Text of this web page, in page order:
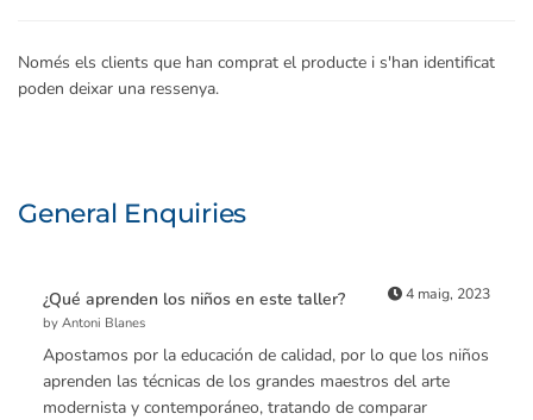
Només els clients que han comprat el producte i s'han identificat
poden deixar una ressenya.
General Enquiries
4 maig, 2023
¿Qué aprenden los niños en este taller?
by Antoni Blanes
Apostamos por la educación de calidad, por lo que los niños
aprenden las técnicas de los grandes maestros del arte
modernista y contemporáneo, tratando de comparar